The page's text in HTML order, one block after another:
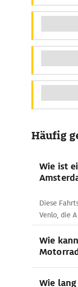
Häufig
Wie ist
Diese
Venlo, die
Wie
Wie